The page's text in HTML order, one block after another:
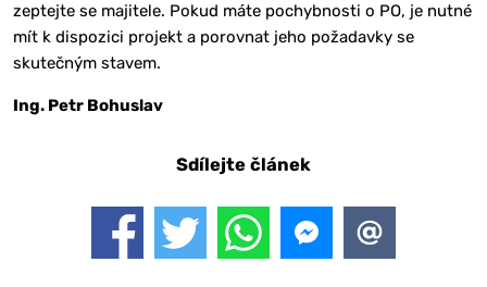
zeptejte se majitele. Pokud máte pochybnosti o PO, je nutné
mít k dispozici projekt a porovnat jeho požadavky se
skutečným stavem.
Ing. Petr Bohuslav
Sdílejte článek